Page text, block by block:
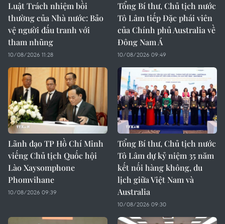
Luật Trách nhiệm bồi
thường của Nhà nước: Bảo
vệ người đấu tranh với
tham nhũng
10/08/2026 11:28
Tổng Bí thư, Chủ tịch nước
Tô Lâm tiếp Đặc phái viên
của Chính phủ Australia về
Đông Nam Á
10/08/2026 09:49
Lãnh đạo TP Hồ Chí Minh
viếng Chủ tịch Quốc hội
Lào Xaysomphone
Phomvihane
10/08/2026 09:39
Tổng Bí thư, Chủ tịch nước
Tô Lâm dự kỷ niệm 35 năm
kết nối hàng không, du
lịch giữa Việt Nam và
Australia
10/08/2026 09:30